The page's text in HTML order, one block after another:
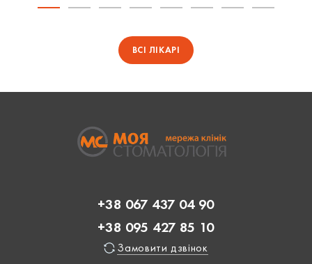
ВСІ ЛІКАРІ
+38 067 437 04 90
+38 095 427 85 10
Замовити дзвінок